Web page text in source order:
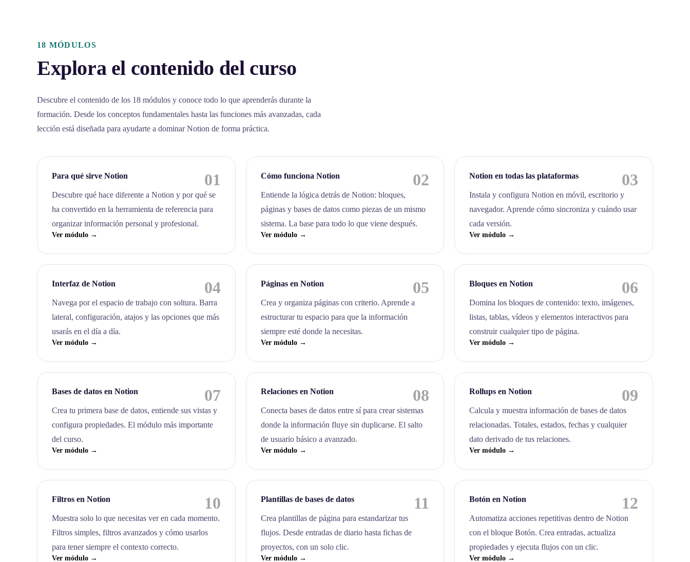
18 MÓDULOS
Explora el contenido del curso
Descubre el contenido de los 18 módulos y conoce todo lo que aprenderás durante la
formación. Desde los conceptos fundamentales hasta las funciones más avanzadas, cada
lección está diseñada para ayudarte a dominar Notion de forma práctica.
Para qué sirve Notion 01
Descubre qué hace diferente a Notion y por qué se
ha convertido en la herramienta de referencia para
organizar información personal y profesional.
Ver módulo →
Cómo funciona Notion 02
Entiende la lógica detrás de Notion: bloques,
páginas y bases de datos como piezas de un mismo
sistema. La base para todo lo que viene después.
Ver módulo →
Notion en todas las plataformas 03
Instala y configura Notion en móvil, escritorio y
navegador. Aprende cómo sincroniza y cuándo usar
cada versión.
Ver módulo →
Interfaz de Notion 04
Navega por el espacio de trabajo con soltura. Barra
lateral, configuración, atajos y las opciones que más
usarás en el día a día.
Ver módulo →
Páginas en Notion 05
Crea y organiza páginas con criterio. Aprende a
estructurar tu espacio para que la información
siempre esté donde la necesitas.
Ver módulo →
Bloques en Notion 06
Domina los bloques de contenido: texto, imágenes,
listas, tablas, vídeos y elementos interactivos para
construir cualquier tipo de página.
Ver módulo →
Bases de datos en Notion 07
Crea tu primera base de datos, entiende sus vistas y
configura propiedades. El módulo más importante
del curso.
Ver módulo →
Relaciones en Notion 08
Conecta bases de datos entre sí para crear sistemas
donde la información fluye sin duplicarse. El salto
de usuario básico a avanzado.
Ver módulo →
Rollups en Notion 09
Calcula y muestra información de bases de datos
relacionadas. Totales, estados, fechas y cualquier
dato derivado de tus relaciones.
Ver módulo →
Filtros en Notion 10
Muestra solo lo que necesitas ver en cada momento.
Filtros simples, filtros avanzados y cómo usarlos
para tener siempre el contexto correcto.
Ver módulo →
Plantillas de bases de datos 11
Crea plantillas de página para estandarizar tus
flujos. Desde entradas de diario hasta fichas de
proyectos, con un solo clic.
Ver módulo →
Botón en Notion 12
Automatiza acciones repetitivas dentro de Notion
con el bloque Botón. Crea entradas, actualiza
propiedades y ejecuta flujos con un clic.
Ver módulo →